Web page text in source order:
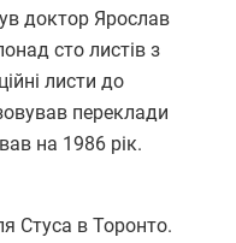
доктор Ярослав
сто листів з
листи до
переклади
на 1986 рік.
Стуса в Торонто.